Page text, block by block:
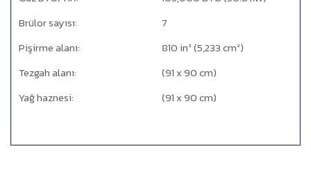
Brülor sayısı:
7
Pişirme alanı:
810 in² (5,233 cm²)
Tezgah alanı:
(91 x 90 cm)
Yağ haznesi:
(91 x 90 cm)